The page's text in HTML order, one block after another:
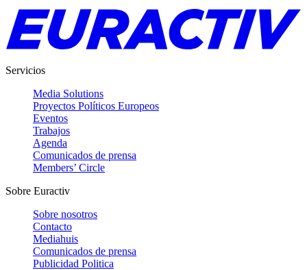
Servicios
Media Solutions
Proyectos Políticos Europeos
Eventos
Trabajos
Agenda
Comunicados de prensa
Members’ Circle
Sobre Euractiv
Sobre nosotros
Contacto
Mediahuis
Comunicados de prensa
Publicidad Politica